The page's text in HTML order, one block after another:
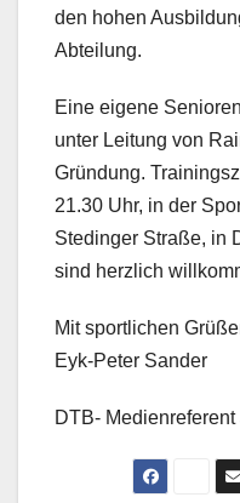
den hohen
Abteilung.
Eine eigene
unter Leitung von
Gründung.
21.30 Uhr, in der
Stedinger Straße, in
sind herzlich
Mit sportlichen
Eyk-Peter Sander
DTB- Medienreferent